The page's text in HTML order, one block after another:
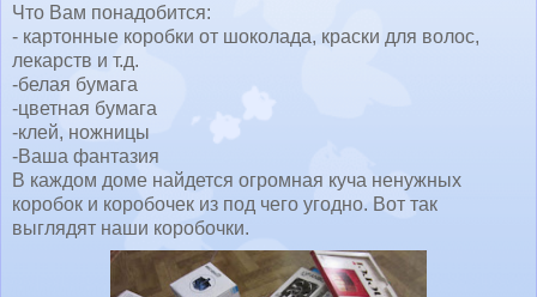
Что Вам понадобится:
- картонные коробки от шоколада, краски для волос,
лекарств и т.д.
-белая бумага
-цветная бумага
-клей, ножницы
-Ваша фантазия
В каждом доме найдется огромная куча ненужных
коробок и коробочек из под чего угодно. Вот так
выглядят наши коробочки.